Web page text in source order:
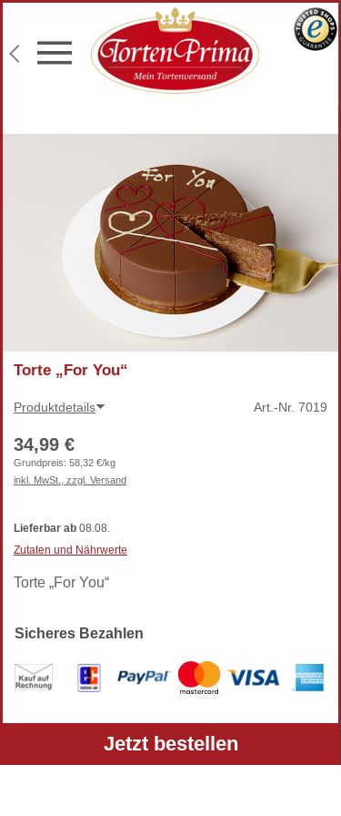
Konditor-Qualität
Torten mit Wunschtext
Lieferung an Wunschadresse
Jetzt bestellen
Torte „For You“
Produktdetails Art.-Nr. 7019
34,99 €
Grundpreis: 58,32 €/kg
inkl. MwSt., zzgl. Versand
Lieferbar ab 08.08.
Zutaten und Nährwerte
Torte „For You“
Sicheres Bezahlen
und zzgl. Versandkosten.